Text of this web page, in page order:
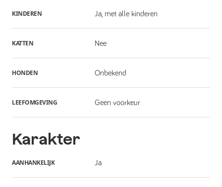
KINDEREN Ja, met alle kinderen
KATTEN Nee
HONDEN Onbekend
LEEFOMGEVING Geen voorkeur
Karakter
AANHANKELIJK Ja